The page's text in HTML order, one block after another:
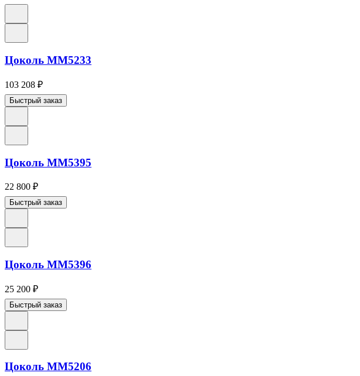
Цоколь ММ5233
103 208 ₽
Быстрый заказ
Цоколь ММ5395
22 800 ₽
Быстрый заказ
Цоколь ММ5396
25 200 ₽
Быстрый заказ
Цоколь ММ5206